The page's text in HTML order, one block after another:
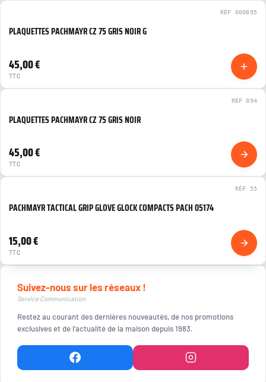
RÉF 000895
PLAQUETTES PACHMAYR CZ 75 GRIS NOIR G
45,00 €
TTC
RÉF 894
PLAQUETTES PACHMAYR CZ 75 GRIS NOIR
45,00 €
TTC
RÉF 55
PACHMAYR TACTICAL GRIP GLOVE GLOCK COMPACTS PACH 05174
15,00 €
TTC
Suivez-nous sur les réseaux !
Service Communication
Restez au courant des dernières nouveautés, de nos promotions
exclusives et de l'actualité de la maison depuis 1983.